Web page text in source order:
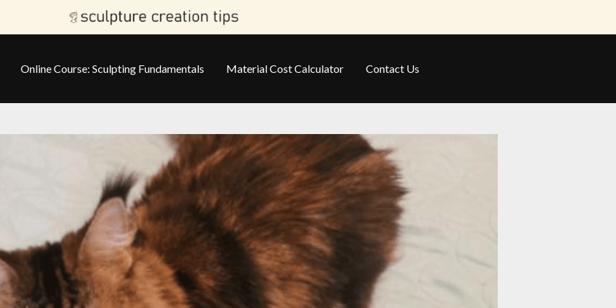
Online Course: Sculpting Fundamentals Material Cost Calculator Contact Us